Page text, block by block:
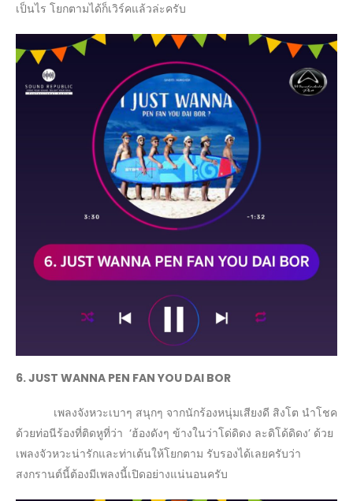
เป็นไร โยกตามได้ก็เวิร์คแล้วล่ะครับ
6. JUST WANNA PEN FAN YOU DAI BOR
เพลงจังหวะเบาๆ สนุกๆ จากนักร้องหนุ่มเสียงดี สิงโต นำโชค
ด้วยท่อนีร้องที่ติดหูที่ว่า ‘ฮ้องดังๆ ข้างในว่าโด่ดิดง ละดิโด้ดิดง’ ด้วย
เพลงจัวหวะน่ารักและท่าเต้นให้โยกตาม รับรองได้เลยครับว่า
สงกรานต์นี้ต้องมีเพลงนี้เปิดอย่างแน่นอนครับ